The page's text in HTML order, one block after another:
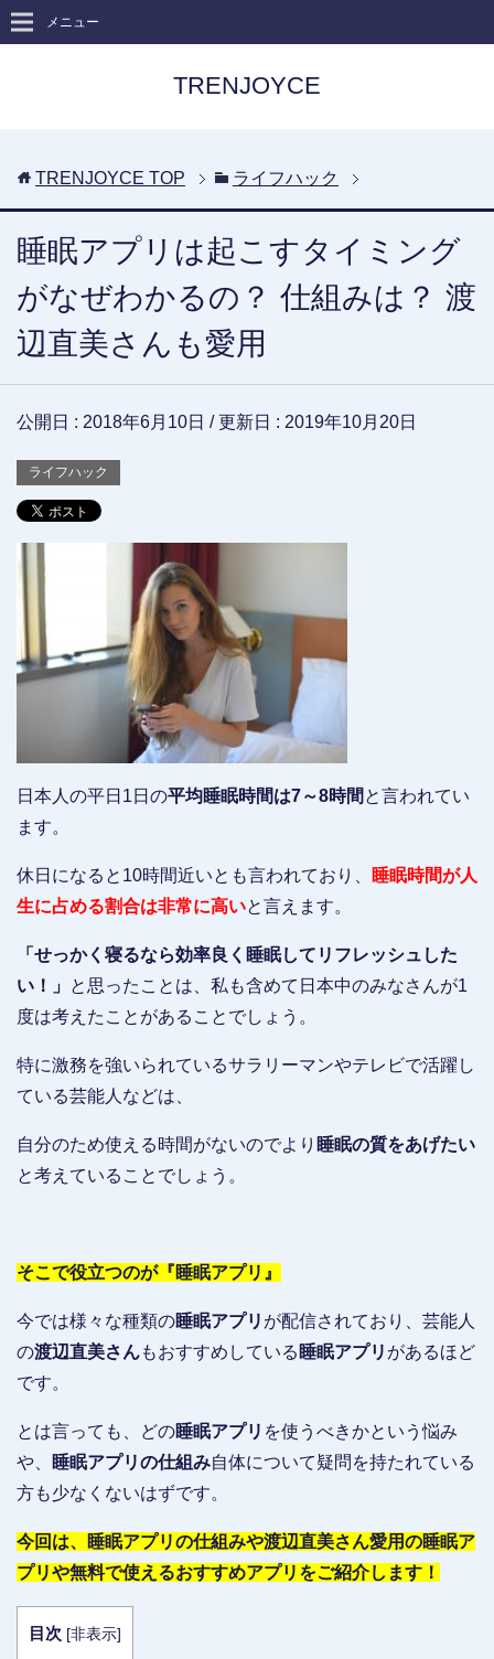
TRENJOYCE
メニュー
TRENJOYCE TOP ライフハック
睡眠アプリは起こすタイミング
がなぜわかるの？ 仕組みは？ 渡
辺直美さんも愛用
公開日 : 2018年6月10日 / 更新日 : 2019年10月20日
ライフハック
日本人の平日1日の平均睡眠時間は7～8時間 と言われてい
ます。
休日になると10時間近いとも言われており、
睡眠時間が人
生に占める割合は非常に高いと言えます。
「せっかく寝るなら効率良く睡眠してリフレッシュした
い！」 と思ったことは、私も含めて日本中のみなさんが1
度は考えたことがあることでしょう。
特に激務を強いられているサラリーマンやテレビで活躍し
ている芸能人などは、
自分のため使える時間がないのでより 睡眠の質をあげたい
と考えていることでしょう。
そこで役立つのが『睡眠アプリ』
今では様々な種類の睡眠アプリ が配信されており、芸能人
の渡辺直美さんもおすすめしている 睡眠アプリ があるほど
です。
とは言っても、どの睡眠アプリ を使うべきかという悩み
や、
睡眠アプリの仕組み自体について疑問を持たれている
方も少なくないはずです。
今回は、睡眠アプリの仕組みや渡辺直美さん愛用の睡眠ア
プリや無料で使えるおすすめアプリをご紹介します！
目次 [非表示]